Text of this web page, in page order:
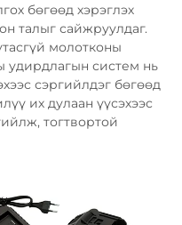
бөгөөд хэрэглэх
талыг сайжруулдаг.
молотконы
удирдлагын систем нь
сэргийлдэг бөгөөд
их дулаан үүсэхээс
тогтвортой